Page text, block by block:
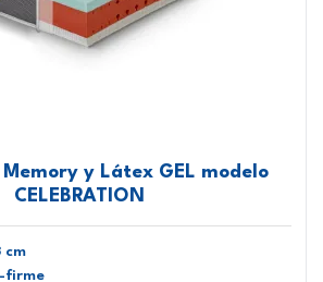
Memory y Látex GEL modelo
CELEBRATION
cm
firme